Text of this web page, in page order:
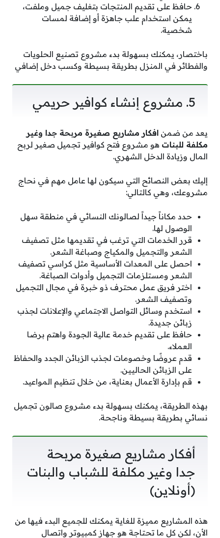
حافظ على تقديم المنتجات بتغليف جميل وملفت،
يمكن استخدام علب جاهزة أو إضافة لمسات
شخصية.
باختصار، يمكنك بسهولة بدء مشروع تصنيع الحلويات
والفطائر في المنزل بطريقة بسيطة وكسب دخل إضافي
5. مشروع إنشاء كوافير حريمي
يعد من ضمن افكار مشاريع صغيرة مربحة جدا وغير
مكلفة للبنات هو مشروع فتح كوافير تجميل صغير لربح
المال وزيادة الدخل الشهري.
إليك بعض النصائح التي سيكون لها عامل مهم في نحاج
مشروعك، وهي كالتالي:
حدد مكاناً جيداً لصالونك النسائي في منطقة سهل
الوصول لها.
قرر الخدمات التي ترغب في تقديمها مثل تصفيف
الشعر والتجميل والمكياج وصباغة الشعر.
احصل على المعدات الأساسية مثل كراسي تصفيف
الشعر ومستلزمات التجميل وأدوات الصباغة.
اختر فريق عمل محترف ذو خبرة في مجال التجميل
وتصفيف الشعر.
استخدم وسائل التواصل الاجتماعي والإعلانات لجذب
زبائن جديدة.
حافظ على تقديم خدمة عالية الجودة واهتم برضا
العملاء.
قدم عروضًا وخصومات لجذب الزبائن الجدد والحفاظ
على الزبائن الحاليين.
قم بإدارة الأعمال بعناية، من خلال تنظيم المواعيد.
بهذه الطريقة، يمكنك بسهولة بدء مشروع صالون تجميل
نسائي بطريقة بسيطة وناجحة.
أفكار مشاريع صغيرة مربحة
جدا وغير مكلفة للشباب والبنات
(أونلاين)
هذه المشاريع مميزة للغاية يمكنك للجميع البدء فيها من
الأن، لكن كل ما تحتاجة هو جهاز كمبيوتر واتصال